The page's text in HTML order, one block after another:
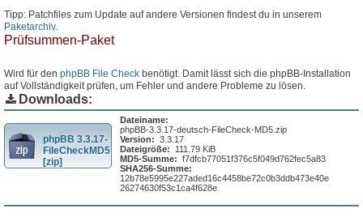
Tipp: Patchfiles zum Update auf andere Versionen findest du in unserem
Paketarchiv
Prüfsummen-Paket
Wird für den phpBB File Check benötigt. Damit lässt sich die phpBB-Installation
auf Vollständigkeit prüfen, um Fehler und andere Probleme zu lösen.
Downloads:
phpBB 3.3.17-
FileCheckMD5
[zip]
Dateiname:
phpBB-3.3.17-deutsch-FileCheck-MD5.zip
Version: 3.3.17
Dateigröße:
111.79 KiB
MD5-Summe: f7dfcb77051f376c5f049d762fec5a83
SHA256-Summe:
12b78e5995e227aded16c4458be72c0b3ddb473e40e
26274630f53c1ca4f628e